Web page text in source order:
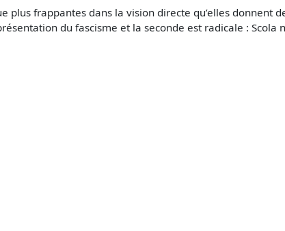
plus frappantes dans la vision directe qu’elles
du fascisme et la seconde est radicale :